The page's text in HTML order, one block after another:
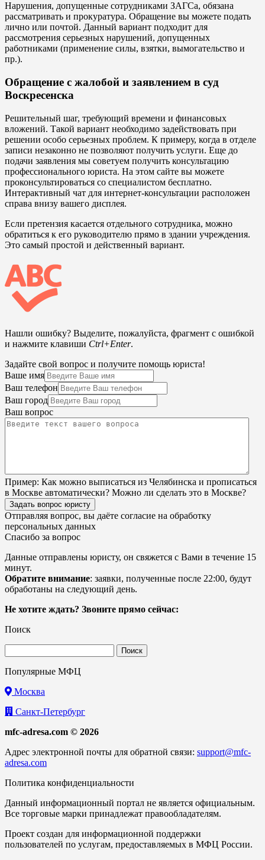
Нарушения, допущенные сотрудниками ЗАГСа, обязана
рассматривать и прокуратура. Обращение вы можете подать
лично или почтой. Данный вариант подходит для
рассмотрения серьезных нарушений, допущенных
работниками (применение силы, взятки, вымогательство и
пр.).
Обращение с жалобой и заявлением в суд
Воскресенска
Решительный шаг, требующий времени и финансовых
вложений. Такой вариант необходимо задействовать при
решении особо серьезных проблем. К примеру, когда в отделе
записи незаконно не позволяют получить услуги. Еще до
подачи заявления мы советуем получить консультацию
профессионального юриста. На этом сайте вы можете
проконсультироваться со специалистом бесплатно.
Интерактивный чат для интернет-консультации расположен
справа внизу вашего дисплея.
Если претензия касается отдельного сотрудника, можно
обратиться к его руководителю прямо в здании учреждения.
Это самый простой и действенный вариант.
Нашли ошибку? Выделите, пожалуйста, фрагмент с ошибкой
и нажмите клавиши Ctrl+Enter.
Задайте свой вопрос и получите помощь юриста!
Ваше имя
Ваш телефон
Ваш город
Ваш вопрос
Пример: Как можно выписаться из Челябинска и прописаться
в Москве автоматически? Можно ли сделать это в Москве?
Задать вопрос юристу
Отправляя вопрос, вы даёте согласие на обработку
персональных данных
Спасибо за вопрос
Данные отправлены юристу, он свяжется с Вами в течение 15
минут.
Обратите внимание: заявки, полученные после 22:00, будут
обработаны на следующий день.
Не хотите ждать? Звоните прямо сейчас:
Поиск
Популярные МФЦ
Москва
Санкт-Петербург
mfc-adresa.com © 2026
Адрес электронной почты для обратной связи: support@mfc-
adresa.com
Политика конфиденциальности
Данный информационный портал не является официальным.
Все торговые марки принадлежат правообладателям.
Проект создан для информационной поддержки
пользователей по услугам, предоставляемых в МФЦ России.